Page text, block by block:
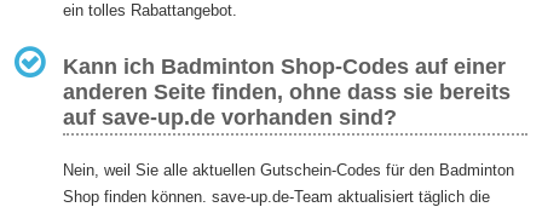
ein tolles Rabattangebot.
Kann ich Badminton Shop-Codes auf einer
anderen Seite finden, ohne dass sie bereits
auf save-up.de vorhanden sind?
Nein, weil Sie alle aktuellen Gutschein-Codes für den Badminton
Shop finden können. save-up.de-Team aktualisiert täglich die